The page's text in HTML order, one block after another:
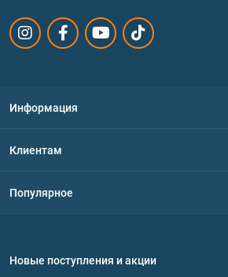
Информация
Политика конфиденциальности
Обмен и возврат
Клиентам
Популярное
Протеин
Новые поступления и акции